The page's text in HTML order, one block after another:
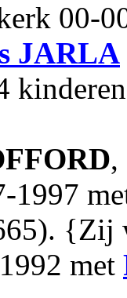
00-
JARLA
,
1997
{Zij
met